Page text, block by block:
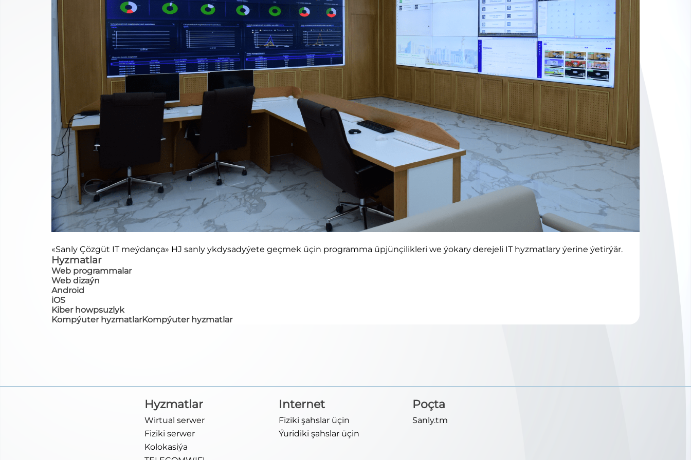
«Sanly Çözgüt IT meýdança» HJ sanly ykdysadyýete geçmek üçin programma üpjünçilikleri we ýokary derejeli IT hyzmatlary ýerine ýetirýär.
Hyzmatlar
Web programmalar
Web dizaýn
Android
iOS
Kiber howpsuzlyk
Kompýuter hyzmatlarKompýuter hyzmatlar
Hyzmatlar
Wirtual serwer
Fiziki serwer
Kolokasiýa
Internet
Fiziki şahslar üçin
Ýuridiki şahslar üçin
Poçta
Sanly.tm